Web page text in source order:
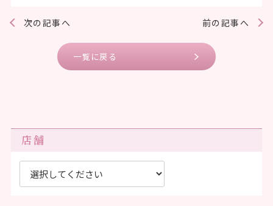
前の記事へ
次の記事へ
一覧に戻る
店舗